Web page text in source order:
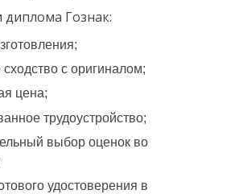
Гознак:
сходство с оригиналом;
цена;
трудоустройство;